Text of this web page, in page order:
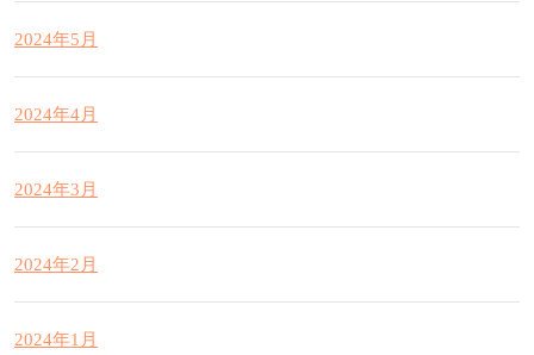
2024年5月
2024年4月
2024年3月
2024年2月
2024年1月